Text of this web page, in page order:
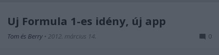
Új Formula 1-es idény, új app
Tom és Berry • 2012. március 14. 0